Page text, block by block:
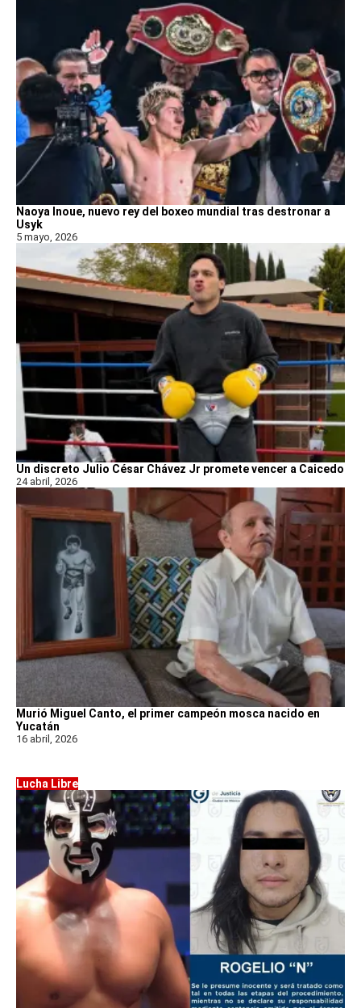
Naoya Inoue, nuevo rey del boxeo mundial tras destronar a
Usyk
5 mayo, 2026
Un discreto Julio César Chávez Jr promete vencer a Caicedo
24 abril, 2026
Murió Miguel Canto, el primer campeón mosca nacido en
Yucatán
16 abril, 2026
Lucha Libre